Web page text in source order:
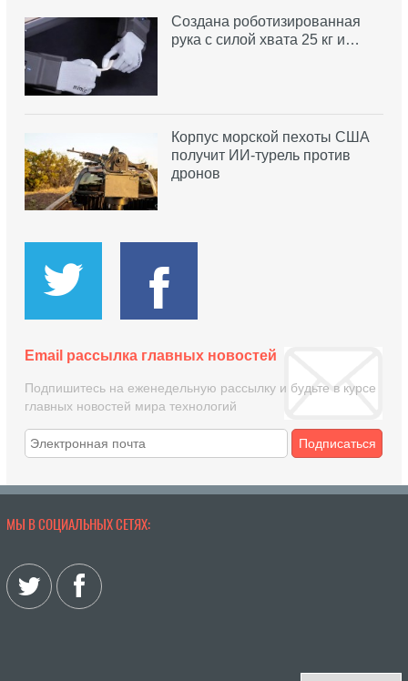
Создана роботизированная
рука с силой хвата 25 кг и…
Корпус морской пехоты США
получит ИИ-турель против
дронов
Email рассылка главных новостей
Подпишитесь на еженедельную рассылку и будьте в курсе
главных новостей мира технологий
Подписаться
МЫ В СОЦИАЛЬНЫХ СЕТЯХ: